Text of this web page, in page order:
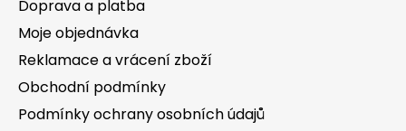
Doprava a platba
Moje objednávka
Reklamace a vrácení zboží
Obchodní podmínky
Podmínky ochrany osobních údajů